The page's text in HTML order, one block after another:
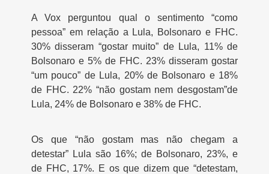
A Vox perguntou qual o sentimento “como
pessoa” em relação a Lula, Bolsonaro e FHC.
30% disseram “gostar muito” de Lula, 11% de
Bolsonaro e 5% de FHC. 23% disseram gostar
“um pouco” de Lula, 20% de Bolsonaro e 18%
de FHC. 22% “não gostam nem desgostam”de
Lula, 24% de Bolsonaro e 38% de FHC.
Os que “não gostam mas não chegam a
detestar” Lula são 16%; de Bolsonaro, 23%, e
de FHC, 17%. E os que dizem que “detestam,